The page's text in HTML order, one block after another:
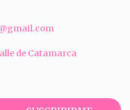
de Catamarca